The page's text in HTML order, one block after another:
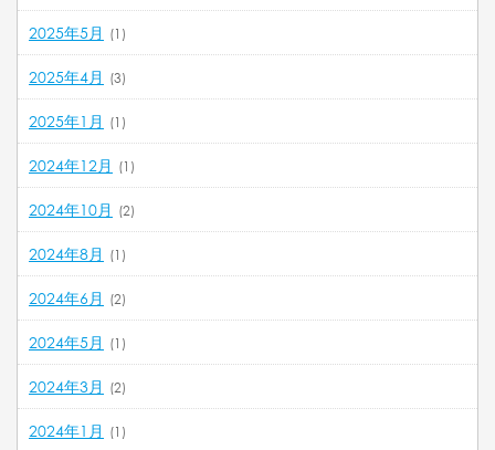
2025年5月 (1)
2025年4月 (3)
2025年1月 (1)
2024年12月 (1)
2024年10月 (2)
2024年8月 (1)
2024年6月 (2)
2024年5月 (1)
2024年3月 (2)
2024年1月 (1)